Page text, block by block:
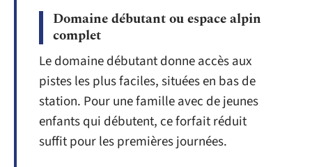
Domaine débutant ou espace alpin
complet
Le domaine débutant donne accès aux
pistes les plus faciles, situées en bas de
station. Pour une famille avec de jeunes
enfants qui débutent, ce forfait réduit
suffit pour les premières journées.